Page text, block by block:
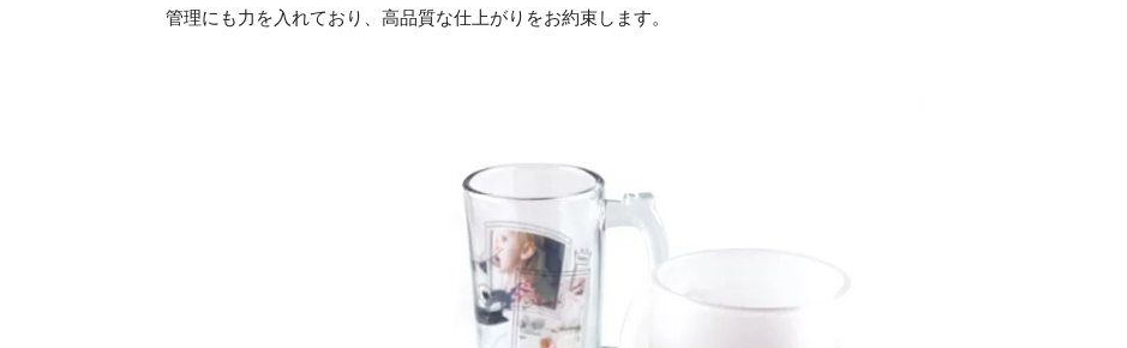
管理にも力を入れており、高品質な仕上がりをお約束します。